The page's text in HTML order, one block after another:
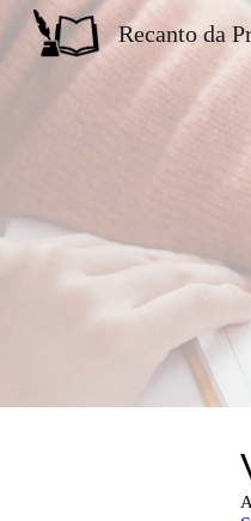
Recanto da